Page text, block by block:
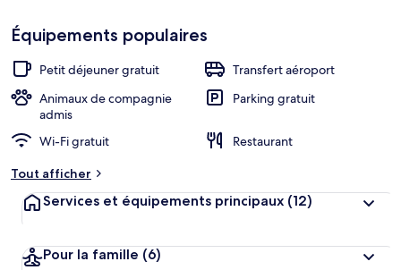
Équipements populaires
Petit déjeuner gratuit
Transfert aéroport
Animaux de compagnie
admis
Parking gratuit
Wi-Fi gratuit
Restaurant
Tout afficher
Services et équipements principaux (12)
Pour la famille (6)